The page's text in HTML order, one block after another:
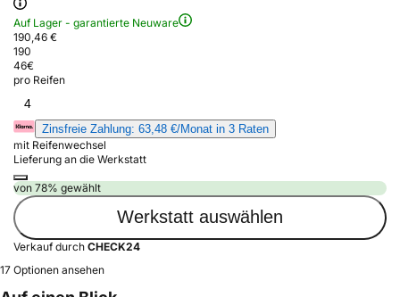
Auf Lager - garantierte Neuware
190,46 €
190
46€
pro Reifen
4
Zinsfreie Zahlung: 63,48 €/Monat in 3 Raten
mit Reifenwechsel
Lieferung an die Werkstatt
von 78% gewählt
Werkstatt auswählen
Verkauf durch CHECK24
17 Optionen ansehen